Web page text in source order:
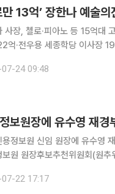
사장, 첼로·피아노 등 15억대
억·전우용 세종학당 이사장
임한 장한나 예술의전당 사장
24 09:48
보원장에 유수영 재경
정보원 신임 원장에 유수영 재정경제부
보원 원장후보추천위원회(원
가정책과장, 행정국방예산심
22 17:17